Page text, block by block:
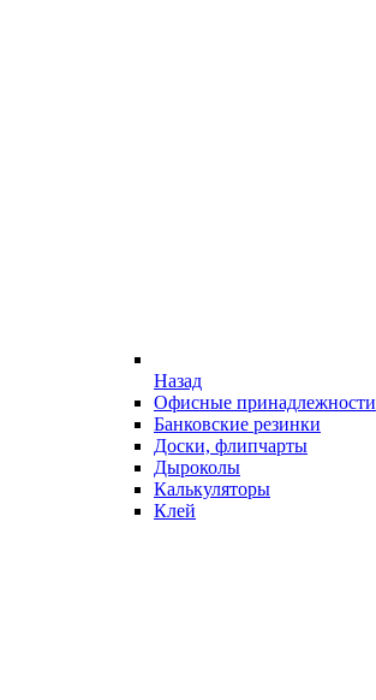
Назад
Офисные принадлежности
Банковские резинки
Доски, флипчарты
Дыроколы
Калькуляторы
Клей